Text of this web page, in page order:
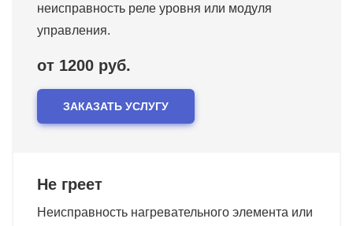
неисправность реле уровня или модуля
управления.
от 1200 руб.
ЗАКАЗАТЬ УСЛУГУ
Не греет
Неисправность нагревательного элемента или